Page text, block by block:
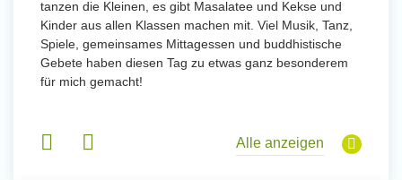
tanzen die Kleinen, es gibt Masalatee und Kekse und
Kinder aus allen Klassen machen mit. Viel Musik, Tanz,
Spiele, gemeinsames Mittagessen und buddhistische
Gebete haben diesen Tag zu etwas ganz besonderem
für mich gemacht!
Alle anzeigen